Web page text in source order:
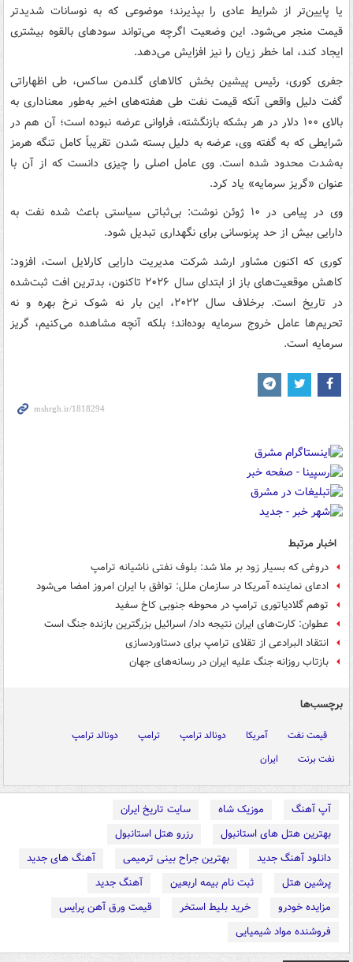
یا پایین‌تر از شرایط عادی را بپذیرند؛ موضوعی که به نوسانات شدیدتر
قیمت منجر می‌شود. این وضعیت اگرچه می‌تواند سودهای بالقوه بیشتری
ایجاد کند، اما خطر زیان را نیز افزایش می‌دهد.
جفری کوری، رئیس پیشین بخش کالاهای گلدمن ساکس، طی اظهاراتی
گفت دلیل واقعی آنکه قیمت نفت طی هفته‌های اخیر به‌طور معناداری به
بالای ۱۰۰ دلار در هر بشکه بازنگشته، فراوانی عرضه نبوده است؛ آن هم در
شرایطی که به گفته وی، عرضه به دلیل بسته شدن تقریباً کامل تنگه هرمز
به‌شدت محدود شده است. وی عامل اصلی را چیزی دانست که از آن با
عنوان «گریز سرمایه» یاد کرد.
وی در پیامی در ۱۰ ژوئن نوشت: بی‌ثباتی سیاستی باعث شده نفت به
دارایی بیش از حد پرنوسانی برای نگهداری تبدیل شود.
کوری که اکنون مشاور ارشد شرکت مدیریت دارایی کارلایل است، افزود:
کاهش موقعیت‌های باز از ابتدای سال ۲۰۲۶ تاکنون، بدترین افت ثبت‌شده
در تاریخ است. برخلاف سال ۲۰۲۲، این بار نه شوک نرخ بهره و نه
تحریم‌ها عامل خروج سرمایه بوده‌اند؛ بلکه آنچه مشاهده می‌کنیم، گریز
سرمایه است.
اخبار مرتبط
دروغی که بسیار زود بر ملا شد: بلوف نفتی ناشیانه ترامپ
ادعای نماینده آمریکا در سازمان ملل: توافق با ایران امروز امضا می‌شود
توهم گلادیاتوری ترامپ در محوطه جنوبی کاخ سفید
عطوان: کارت‌های ایران نتیجه داد/ اسرائیل بزرگترین بازنده جنگ است
انتقاد البرادعی از تقلای ترامپ برای دستاوردسازی
بازتاب روزانه جنگ علیه ایران در رسانه‌های جهان
برچسب‌ها
قیمت نفت آمریکا دونالد ترامپ ترامپ
دونالد ترامپ
نفت برنت
ایران
آپ آهنگ موزیک شاه
سایت تاریخ ایران
بهترین هتل های استانبول
رزرو هتل استانبول
دانلود آهنگ جدید
بهترین جراح بینی ترمیمی
آهنگ های جدید
پرشین هتل
ثبت نام بیمه اربعین
آهنگ جدید
مزایده خودرو
خرید بلیط استخر
قیمت ورق آهن پرایس
فروشنده مواد شیمیایی